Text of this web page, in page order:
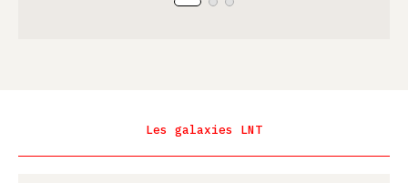
Les galaxies LNT